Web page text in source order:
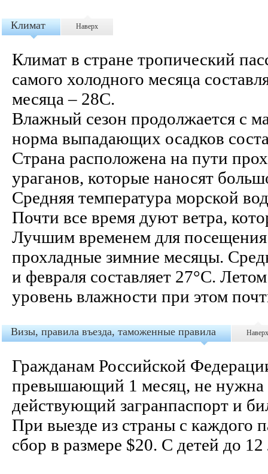
Климат Наверх
Климат в стране тропический
самого холодного месяца
месяца – 28С.
Влажный сезон продолжается с
норма выпадающих осадков
Страна расположена на пути
ураганов, которые наносят
Средняя температура морской
Почти все время дуют ветра,
Лучшим временем для
прохладные зимние месяцы.
и февраля составляет 27°С.
уровень влажности при этом
Визы, правила въезда, таможенные правила Наверх
Гражданам Российской
превышающий 1 месяц, не нужна
действующий загранпаспорт и
При выезде из страны с каждого
сбор в размере $20. С детей до